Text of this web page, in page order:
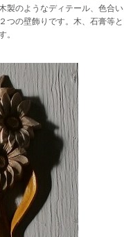
製のようなディテール、色合い
つの壁飾りです。木、石膏等と
。